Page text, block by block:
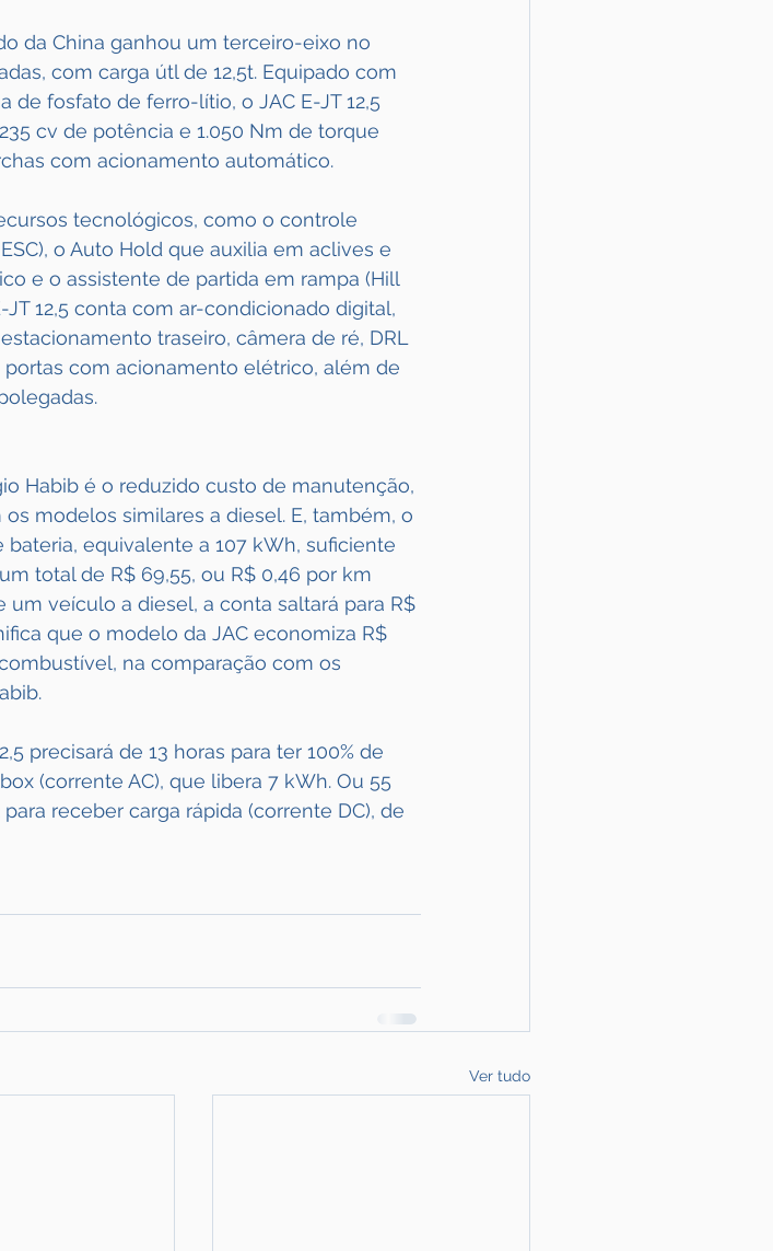
da China ganhou um terceiro-eixo no
com carga útl de 12,5t. Equipado com
de fosfato de ferro-lítio, o JAC E-JT 12,5
cv de potência e 1.050 Nm de torque
com acionamento automático.
tecnológicos, como o controle
o Auto Hold que auxilia em aclives e
e o assistente de partida em rampa (Hill
12,5 conta com ar-condicionado digital,
traseiro, câmera de ré, DRL
com acionamento elétrico, além de
Habib é o reduzido custo de manutenção,
modelos similares a diesel. E, também, o
equivalente a 107 kWh, suficiente
total de R$ 69,55, ou R$ 0,46 por km
um veículo a diesel, a conta saltará para R$
que o modelo da JAC economiza R$
na comparação com os
precisará de 13 horas para ter 100% de
(corrente AC), que libera 7 kWh. Ou 55
receber carga rápida (corrente DC), de
Ver tudo